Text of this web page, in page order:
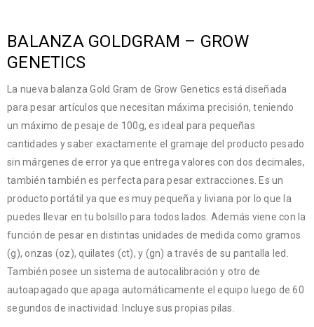
BALANZA GOLDGRAM – GROW
GENETICS
La nueva balanza Gold Gram de Grow Genetics está diseñada
para pesar artículos que necesitan máxima precisión, teniendo
un máximo de pesaje de 100g, es ideal para pequeñas
cantidades y saber exactamente el gramaje del producto pesado
sin márgenes de error ya que entrega valores con dos decimales,
también también es perfecta para pesar extracciones. Es un
producto portátil ya que es muy pequeña y liviana por lo que la
puedes llevar en tu bolsillo para todos lados. Además viene con la
función de pesar en distintas unidades de medida como gramos
(g), onzas (oz), quilates (ct), y (gn) a través de su pantalla led.
También posee un sistema de autocalibración y otro de
autoapagado que apaga automáticamente el equipo luego de 60
segundos de inactividad. Incluye sus propias pilas.